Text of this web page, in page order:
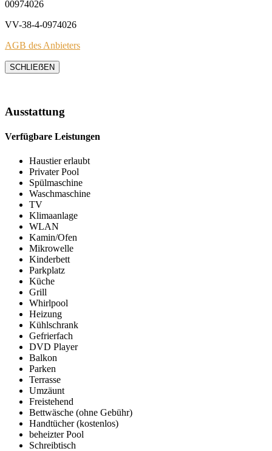
00974026
VV-38-4-0974026
AGB des Anbieters
SCHLIEẞEN
Ausstattung
Verfügbare Leistungen
Haustier erlaubt
Privater Pool
Spülmaschine
Waschmaschine
TV
Klimaanlage
WLAN
Kamin/Ofen
Mikrowelle
Kinderbett
Parkplatz
Küche
Grill
Whirlpool
Heizung
Kühlschrank
Gefrierfach
DVD Player
Balkon
Parken
Terrasse
Umzäunt
Freistehend
Bettwäsche (ohne Gebühr)
Handtücher (kostenlos)
beheizter Pool
Schreibtisch